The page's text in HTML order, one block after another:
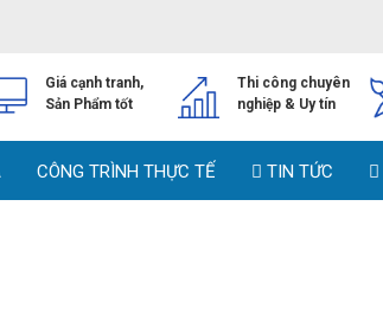
Giá cạnh tranh,
Sản Phẩm tốt
Thi công chuyên
nghiệp & Uy tín
CÔNG TRÌNH THỰC TẾ TIN TỨC